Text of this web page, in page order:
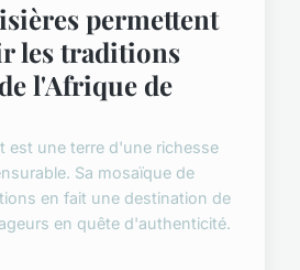
permettent
les traditions
l'Afrique de
est une terre d'une richesse
Sa mosaïque de
en fait une destination de
en quête d'authenticité.